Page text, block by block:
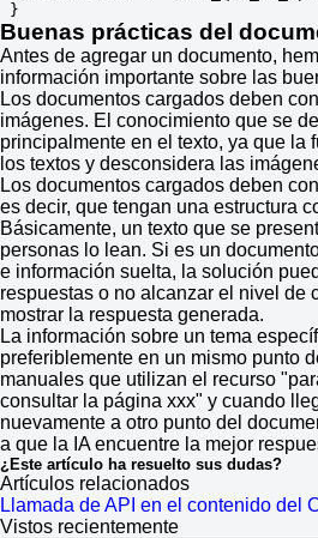
}
Buenas prácticas del
Antes de agregar un documento,
información importante sobre las
Los documentos cargados deben
imágenes. El conocimiento que se
principalmente en el texto, ya que la
los textos y desconsidera las
Los documentos cargados deben
es decir, que tengan una estructura
Básicamente, un texto que se
personas lo lean. Si es un
e información suelta, la solución
respuestas o no alcanzar el nivel de
mostrar la respuesta generada.
La información sobre un tema
preferiblemente en un mismo punto
manuales que utilizan el recurso
consultar la página xxx" y cuando
nuevamente a otro punto del
a que la IA encuentre la mejor
¿Este artículo ha resuelto sus dudas?
Artículos relacionados
Llamada de API en el contenido del
Vistos recientemente